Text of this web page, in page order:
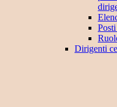
Dirigenti